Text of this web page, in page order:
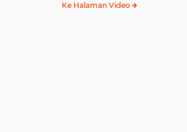
Ke Halaman Video